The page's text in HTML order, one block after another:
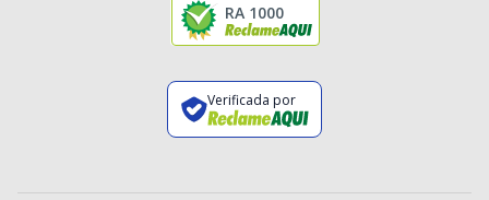
RA 1000
Verificada por